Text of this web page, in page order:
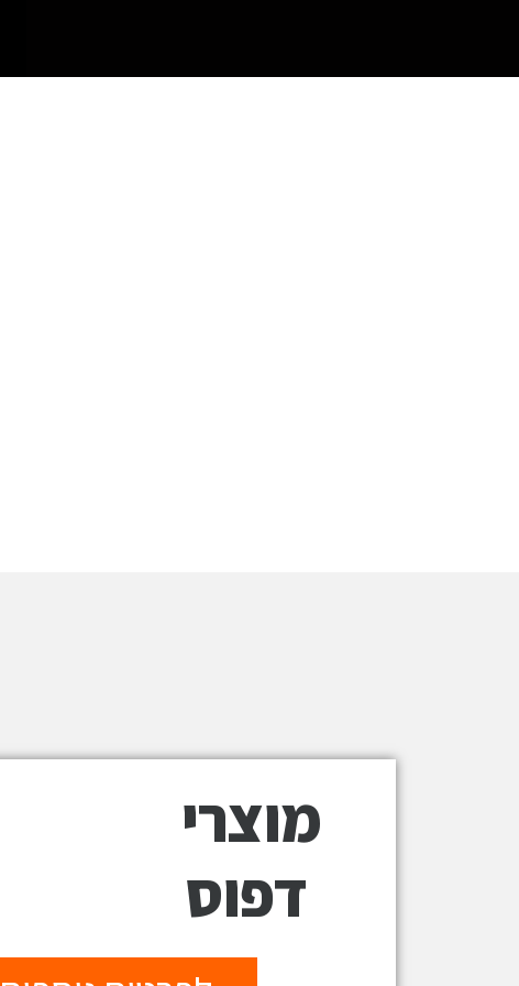
מוצרי
דפוס